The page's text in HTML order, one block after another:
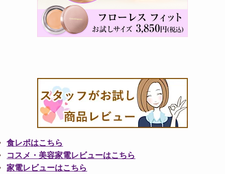
食レポはこちら
コスメ・美容家電レビューはこちら
家電レビューはこちら